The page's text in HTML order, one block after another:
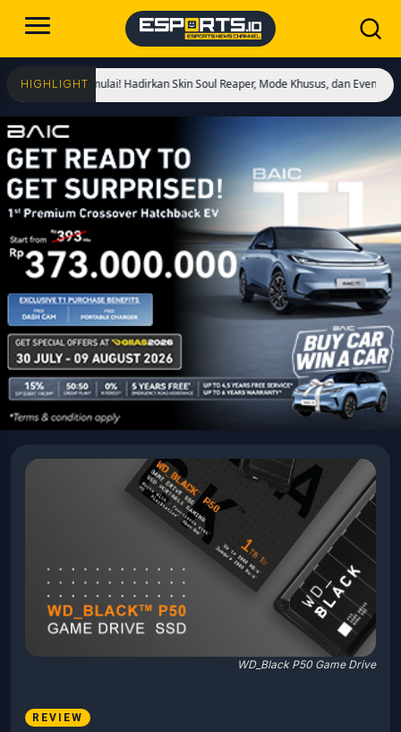
HIGHLIGHT
Dimulai! Hadirkan Skin Soul Reaper, Mode Khusus, dan Event Eksklusif!
WD_Black P50 Game Drive
REVIEW